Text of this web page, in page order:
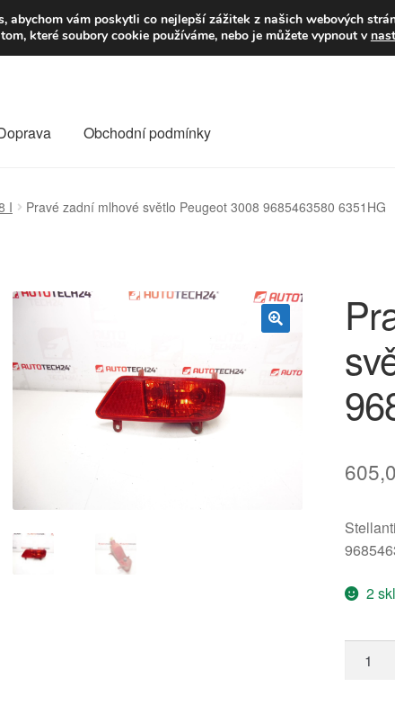
139,-Kč
Obchodní podmínky
I Pravé zadní mlhové světlo Peugeot 3008 9685463580 6351HG
2
zadní
abychom vám poskytli co nejlepší zážitek z našich webových
které soubory cookie používáme, nebo je můžete vypnout v